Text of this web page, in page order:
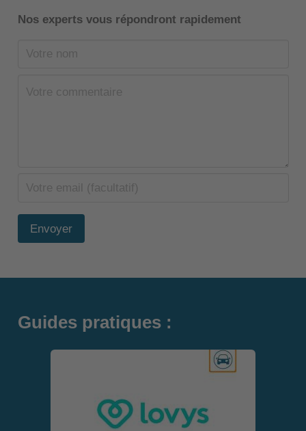
Nos experts vous répondront rapidement
Envoyer
Guides pratiques :